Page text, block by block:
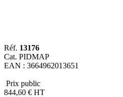
Réf. 13176
Cat. PIDMAP
EAN : 3664962013651
Prix public
844,60 € HT